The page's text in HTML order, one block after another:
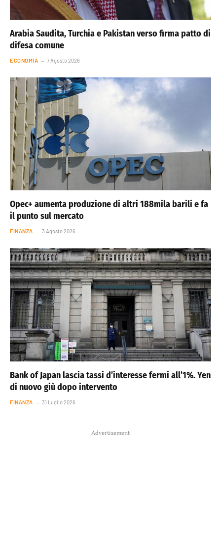
Arabia Saudita, Turchia e Pakistan verso firma patto di
difesa comune
ECONOMIA 7 Agosto 2026
Opec+ aumenta produzione di altri 188mila barili e fa
il punto sul mercato
FINANZA 3 Agosto 2026
Bank of Japan lascia tassi d’interesse fermi all’1%. Yen
di nuovo giù dopo intervento
FINANZA 31 Luglio 2026
Advertisement